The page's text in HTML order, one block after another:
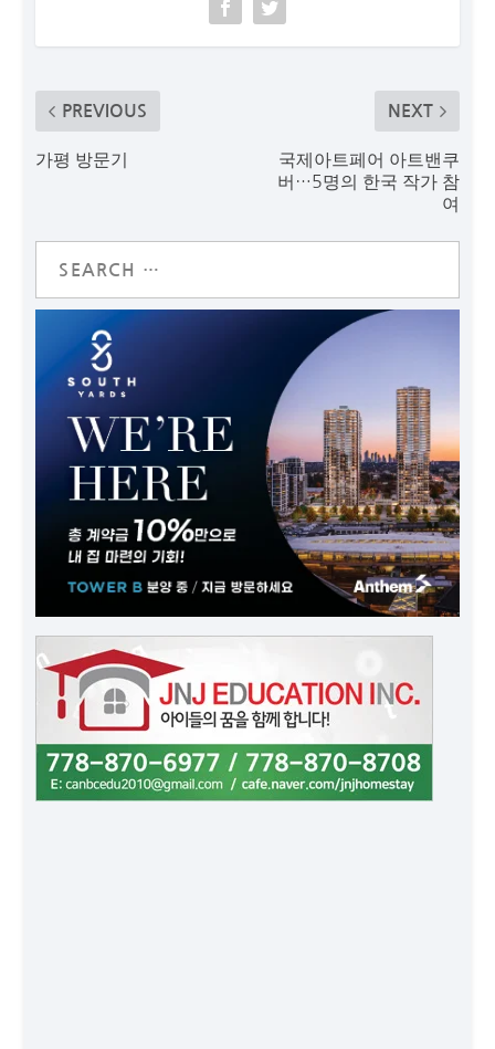
PREVIOUS
가평 방문기
NEXT
국제아트페어 아트밴쿠
버…5명의 한국 작가 참
여